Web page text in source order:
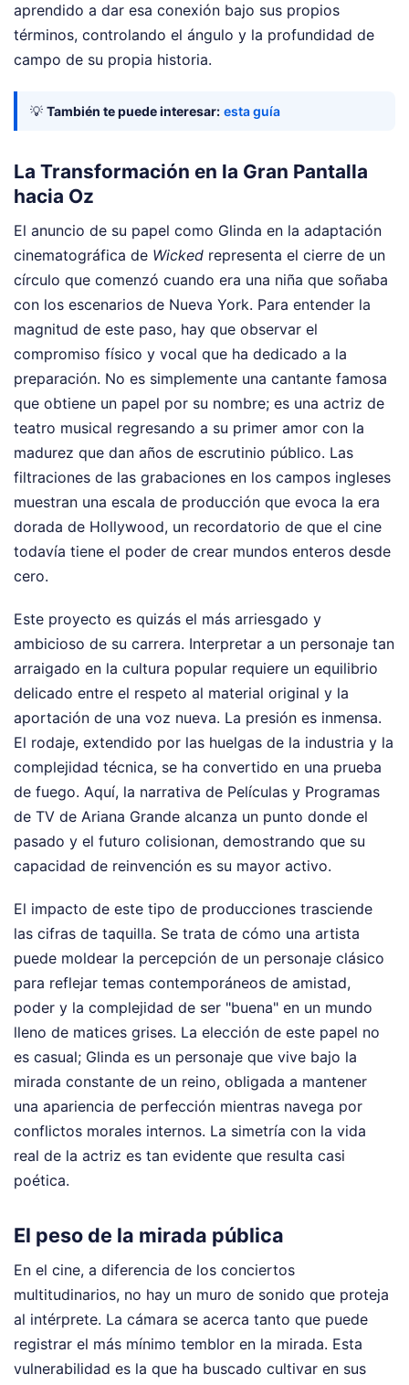
aprendido a dar esa conexión bajo sus propios
términos, controlando el ángulo y la profundidad de
campo de su propia historia.
💡 También te puede interesar: esta guía
La Transformación en la Gran Pantalla
hacia Oz
El anuncio de su papel como Glinda en la adaptación
cinematográfica de Wicked representa el cierre de un
círculo que comenzó cuando era una niña que soñaba
con los escenarios de Nueva York. Para entender la
magnitud de este paso, hay que observar el
compromiso físico y vocal que ha dedicado a la
preparación. No es simplemente una cantante famosa
que obtiene un papel por su nombre; es una actriz de
teatro musical regresando a su primer amor con la
madurez que dan años de escrutinio público. Las
filtraciones de las grabaciones en los campos ingleses
muestran una escala de producción que evoca la era
dorada de Hollywood, un recordatorio de que el cine
todavía tiene el poder de crear mundos enteros desde
cero.
Este proyecto es quizás el más arriesgado y
ambicioso de su carrera. Interpretar a un personaje tan
arraigado en la cultura popular requiere un equilibrio
delicado entre el respeto al material original y la
aportación de una voz nueva. La presión es inmensa.
El rodaje, extendido por las huelgas de la industria y la
complejidad técnica, se ha convertido en una prueba
de fuego. Aquí, la narrativa de Películas y Programas
de TV de Ariana Grande alcanza un punto donde el
pasado y el futuro colisionan, demostrando que su
capacidad de reinvención es su mayor activo.
El impacto de este tipo de producciones trasciende
las cifras de taquilla. Se trata de cómo una artista
puede moldear la percepción de un personaje clásico
para reflejar temas contemporáneos de amistad,
poder y la complejidad de ser "buena" en un mundo
lleno de matices grises. La elección de este papel no
es casual; Glinda es un personaje que vive bajo la
mirada constante de un reino, obligada a mantener
una apariencia de perfección mientras navega por
conflictos morales internos. La simetría con la vida
real de la actriz es tan evidente que resulta casi
poética.
El peso de la mirada pública
En el cine, a diferencia de los conciertos
multitudinarios, no hay un muro de sonido que proteja
al intérprete. La cámara se acerca tanto que puede
registrar el más mínimo temblor en la mirada. Esta
vulnerabilidad es la que ha buscado cultivar en sus